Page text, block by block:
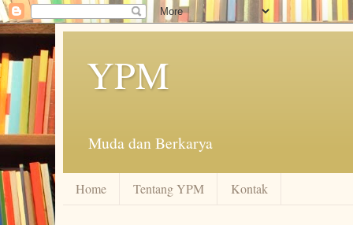
YPM
Muda dan Berkarya
Home Tentang YPM Kontak